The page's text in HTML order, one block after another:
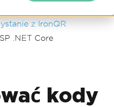
z IronQR
.NET Core
kody